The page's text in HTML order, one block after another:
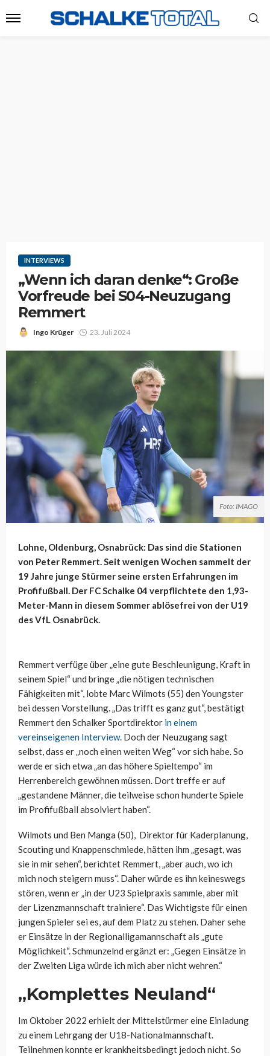
INTERVIEWS
„Wenn ich daran denke“: Große
Vorfreude bei S04-Neuzugang
Remmert
Ingo Krüger 23. Juli 2024
Foto: IMAGO
Lohne, Oldenburg, Osnabrück: Das sind die Stationen
von Peter Remmert. Seit wenigen Wochen sammelt der
19 Jahre junge Stürmer seine ersten Erfahrungen im
Profifußball. Der FC Schalke 04 verpflichtete den 1,93-
Meter-Mann in diesem Sommer ablösefrei von der U19
des VfL Osnabrück.
Remmert verfüge über „eine gute Beschleunigung, Kraft in
seinem Spiel“ und bringe „die nötigen technischen
Fähigkeiten mit“, lobte Marc Wilmots (55) den Youngster
bei dessen Vorstellung. „Das trifft es ganz gut“, bestätigt
Remmert den Schalker Sportdirektor in einem
vereinseigenen Interview. Doch der Neuzugang sagt
selbst, dass er „noch einen weiten Weg“ vor sich habe. So
werde er sich etwa „an das höhere Spieltempo“ im
Herrenbereich gewöhnen müssen. Dort treffe er auf
„gestandene Männer, die teilweise schon hunderte Spiele
im Profifußball absolviert haben“.
Wilmots und Ben Manga (50), Direktor für Kaderplanung,
Scouting und Knappenschmiede, hätten ihm „gesagt, was
sie in mir sehen“, berichtet Remmert, „aber auch, wo ich
mich noch steigern muss“. Daher würde es ihn keineswegs
stören, wenn er „in der U23 Spielpraxis sammle, aber mit
der Lizenzmannschaft trainiere“. Das Wichtigste für einen
jungen Spieler sei es, auf dem Platz zu stehen. Daher sehe
er Einsätze in der Regionalligamannschaft als „gute
Möglichkeit“. Schmunzelnd ergänzt er: „Gegen Einsätze in
der Zweiten Liga würde ich mich aber nicht wehren.“
„Komplettes Neuland“
Im Oktober 2022 erhielt der Mittelstürmer eine Einladung
zu einem Lehrgang der U18-Nationalmannschaft.
Teilnehmen konnte er krankheitsbedingt jedoch nicht. So